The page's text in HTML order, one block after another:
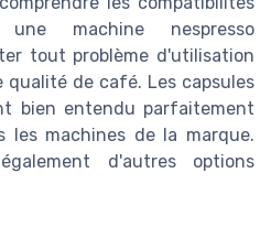
machine nespresso
tout problème d'utilisation
de café. Les capsules
bien entendu parfaitement
les machines de la marque.
d'autres options